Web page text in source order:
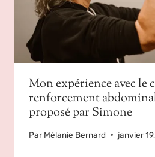
Mon expérience avec le
renforcement
proposé par Simone
Par Mélanie Bernard janvier